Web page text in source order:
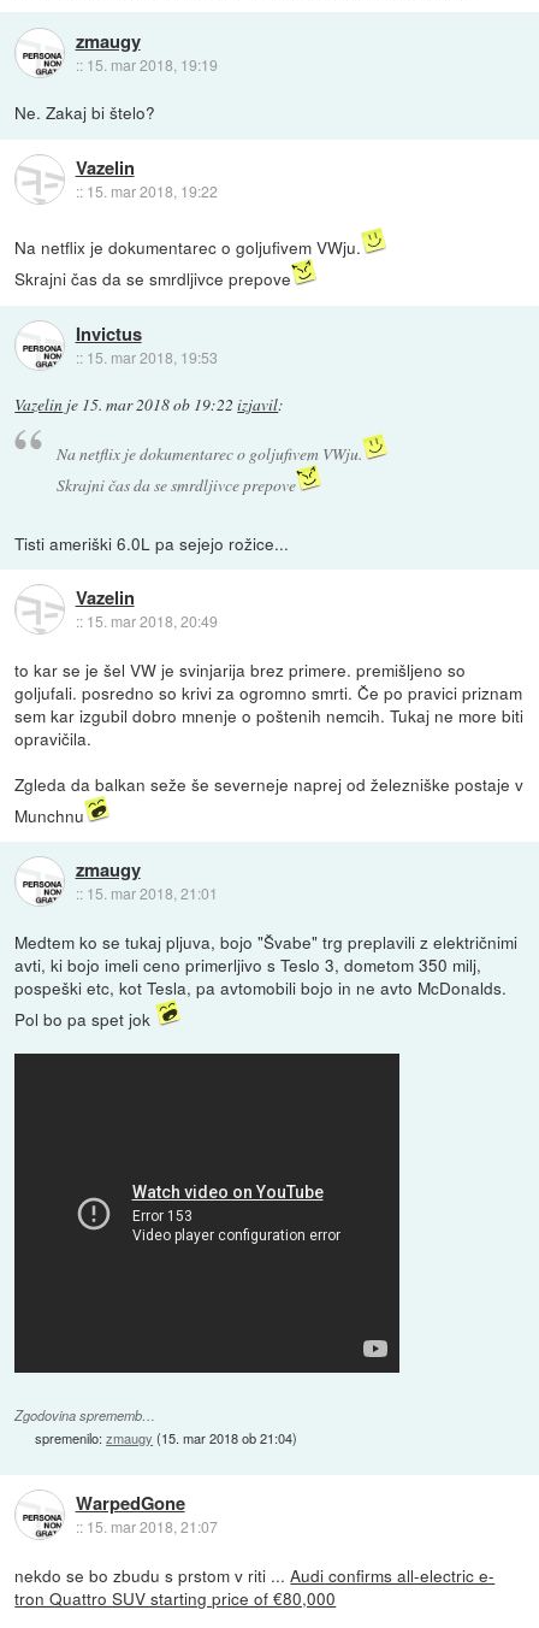
zmaugy
:: 15. mar 2018, 19:19
Ne. Zakaj bi štelo?
Vazelin
:: 15. mar 2018, 19:22
Na netflix je dokumentarec o goljufivem VWju.
Skrajni čas da se smrdljivce prepove
Invictus
:: 15. mar 2018, 19:53
Vazelin je 15. mar 2018 ob 19:22 izjavil:
Na netflix je dokumentarec o goljufivem VWju.
Skrajni čas da se smrdljivce prepove
Tisti ameriški 6.0L pa sejejo rožice...
Vazelin
:: 15. mar 2018, 20:49
to kar se je šel VW je svinjarija brez primere. premišljeno so
goljufali. posredno so krivi za ogromno smrti. Če po pravici priznam
sem kar izgubil dobro mnenje o poštenih nemcih. Tukaj ne more biti
opravičila.
Zgleda da balkan seže še severneje naprej od železniške postaje v
Munchnu
zmaugy
:: 15. mar 2018, 21:01
Medtem ko se tukaj pljuva, bojo "Švabe" trg preplavili z električnimi
avti, ki bojo imeli ceno primerljivo s Teslo 3, dometom 350 milj,
pospeški etc, kot Tesla, pa avtomobili bojo in ne avto McDonalds.
Pol bo pa spet jok
Zgodovina sprememb…
spremenilo:zmaugy (15. mar 2018 ob 21:04)
WarpedGone
:: 15. mar 2018, 21:07
nekdo se bo zbudu s prstom v riti ...Audi confirms all-electric e-
tron Quattro SUV starting price of €80,000